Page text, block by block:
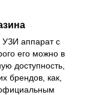
аппарат с
его можно в
доступность,
брендов, как,